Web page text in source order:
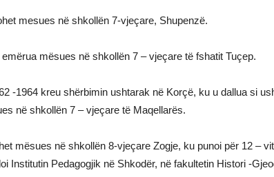
mesues në shkollën 7-vjeçare, Shupenzë.
mësues në shkollën 7 – vjeçare të fshatit Tuçep.
-1964 kreu shërbimin ushtarak në Korçë, ku u dallua si
në shkollën 7 – vjeçare të Maqellarës.
mësues në shkollën 8-vjeçare Zogje, ku punoi për 12 –
Institutin Pedagogjik në Shkodër, në fakultetin Histori -